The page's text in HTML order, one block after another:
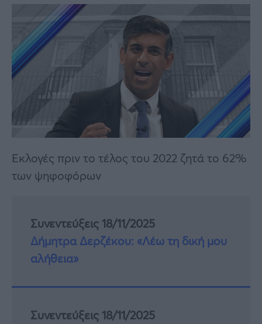
Εκλογές πριν το τέλος του 2022 ζητά το 62%
των ψηφοφόρων
Συνεντεύξεις 18/11/2025
Δήμητρα Δερζέκου: «Λέω τη δική μου
αλήθεια»
Συνεντεύξεις 18/11/2025